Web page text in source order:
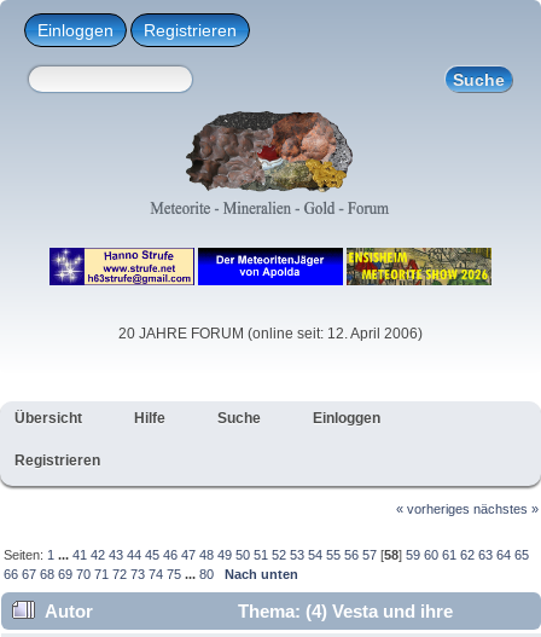
Einloggen Registrieren
20 JAHRE FORUM (online seit: 12. April 2006)
Übersicht Hilfe Suche Einloggen
Registrieren
« vorheriges nächstes »
Seiten: 1 ...41 42 43 44 45 46 47 48 49 50 51 52 53 54 55 56 57 [58]59 60 61 62 63 64 65
66 67 68 69 70 71 72 73 74 75 ...80 Nach unten
Autor
Thema: (4) Vesta und ihre